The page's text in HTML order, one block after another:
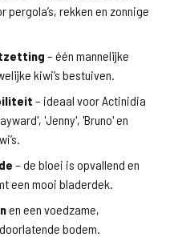
pergola’s, rekken en zonnige
– één mannelijke
kiwi’s bestuiven.
– ideaal voor Actinidia
'Jenny', 'Bruno' en
– de bloei is opvallend en
een mooi bladerdek.
en een voedzame,
bodem.